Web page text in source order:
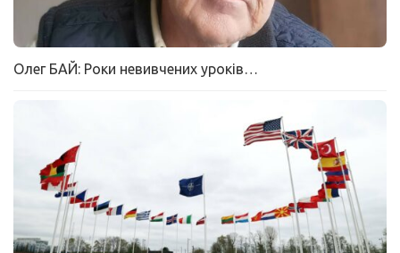
Олег БАЙ: Роки невивчених уроків…